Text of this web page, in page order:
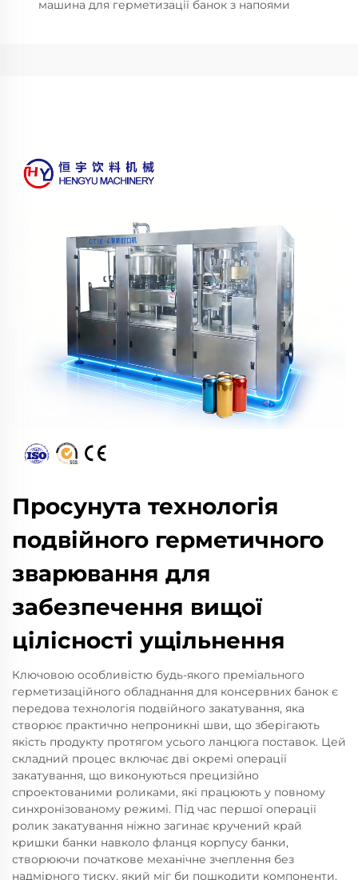
машина для герметизації банок з напоями
Просунута технологія
подвійного герметичного
зварювання для
забезпечення вищої
цілісності ущільнення
Ключовою особливістю будь-якого преміального
герметизаційного обладнання для консервних банок є
передова технологія подвійного закатування, яка
створює практично непроникні шви, що зберігають
якість продукту протягом усього ланцюга поставок. Цей
складний процес включає дві окремі операції
закатування, що виконуються прецизійно
спроектованими роликами, які працюють у повному
синхронізованому режимі. Під час першої операції
ролик закатування ніжно загинає кручений край
кришки банки навколо фланця корпусу банки,
створюючи початкове механічне зчеплення без
надмірного тиску, який міг би пошкодити компоненти.